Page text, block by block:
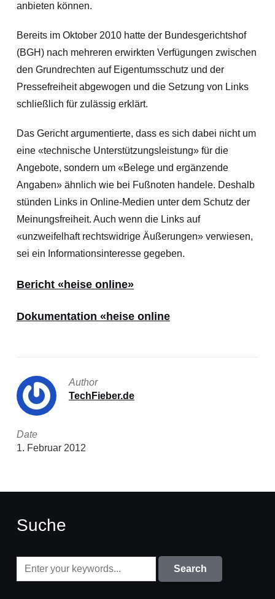
anbieten können.
Bereits im Oktober 2010 hatte der Bundesgerichtshof
(BGH) nach mehreren erwirkten Verfügungen zwischen
den Grundrechten auf Eigentumsschutz und der
Pressefreiheit abgewogen und die Setzung von Links
schließlich für zulässig erklärt.
Das Gericht argumentierte, dass es sich dabei nicht um
eine «technische Unterstützungsleistung» für die
Angebote, sondern um «Belege und ergänzende
Angaben» ähnlich wie bei Fußnoten handele. Deshalb
stünden Links in Online-Medien unter dem Schutz der
Meinungsfreiheit. Auch wenn die Links auf
«unzweifelhaft rechtswidrige Äußerungen» verwiesen,
sei ein Informationsinteresse gegeben.
Bericht «heise online»
Dokumentation «heise online
Author
TechFieber.de
Date
1. Februar 2012
Suche